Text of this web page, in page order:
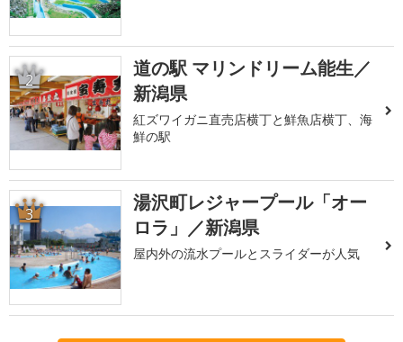
2
道の駅 マリンドリーム能生／
新潟県
紅ズワイガニ直売店横丁と鮮魚店横丁、海
鮮の駅
3
湯沢町レジャープール「オー
ロラ」／新潟県
屋内外の流水プールとスライダーが人気